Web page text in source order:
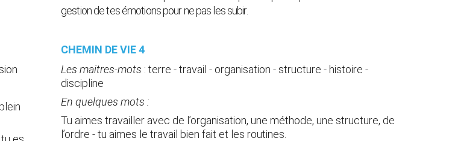
gestion de tes émotions pour ne pas les subir.
CHEMIN DE VIE 4
Les maitres-mots : terre - travail - organisation - structure - histoire -
discipline
En quelques mots :
Tu aimes travailler avec de l’organisation, une méthode, une structure, de
l’ordre - tu aimes le travail bien fait et les routines.